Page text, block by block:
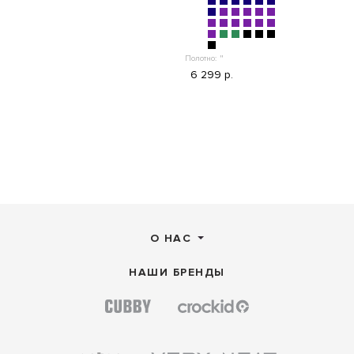
Полотно: "
6 299 р.
О НАС
НАШИ БРЕНДЫ